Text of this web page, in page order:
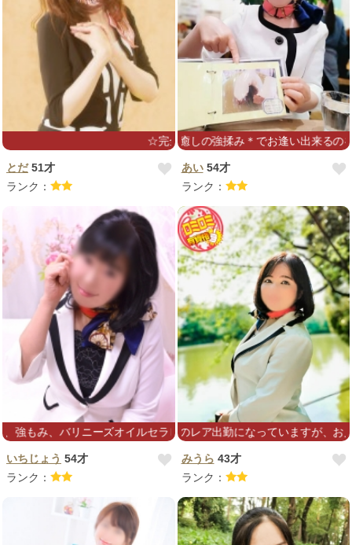
☆完全移籍☆
とだ51才
ランク：
短い時間ですが＊癒しの強揉み＊でお逢い出来るのを楽
あい54才
ランク：
み、バリニーズオイルセラピー、タイ古式など、ご要望にお応えし
いちじょう 54才
ランク：
はぐれメタル並みのレア出勤になっていますが、お見か
みうら 43才
ランク：